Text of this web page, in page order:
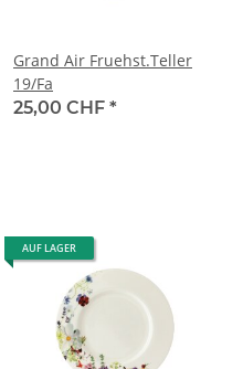
Grand Air Fruehst.Teller
19/Fa
25,00 CHF *
AUF LAGER